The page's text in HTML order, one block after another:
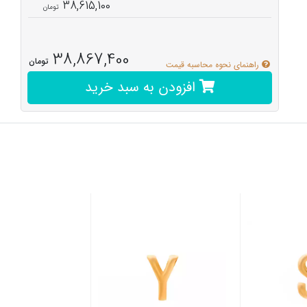
38,615,100
38,867,400 تومان راهنمای نحوه محاسبه قیمت
افزودن به سبد خرید